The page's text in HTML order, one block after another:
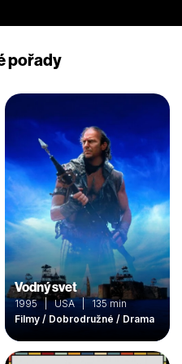
pořady
Vodný svet
1995 | USA | 135 min
Filmy / Dobrodružné / Drama